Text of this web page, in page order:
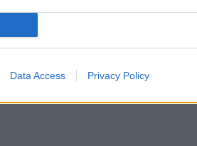
Data Access Privacy Policy
Putin: SHBA krijoi precedent për
bërthamore